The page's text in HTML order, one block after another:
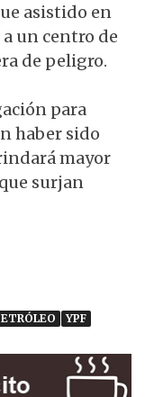
asistido en
un centro de
de peligro.
para
haber sido
mayor
surjan
YPF